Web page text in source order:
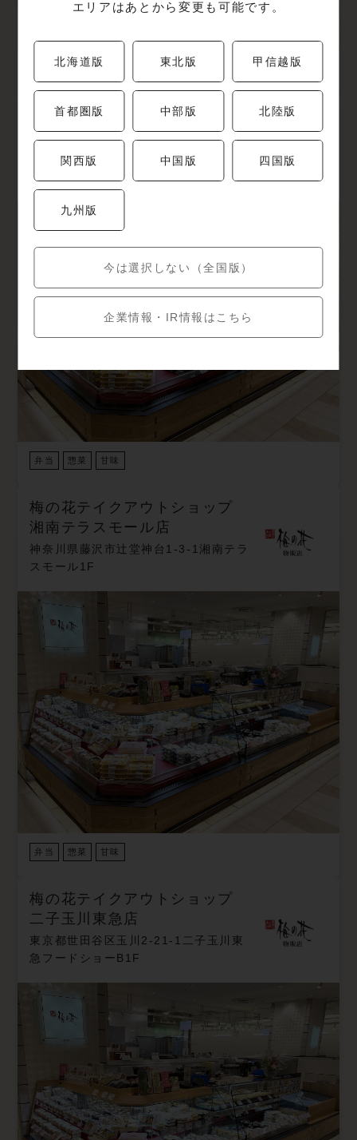
エリアはあとから変更も可能です。
北海道版 東北版 甲信越版
首都圏版 中部版 北陸版
関西版 中国版 四国版
九州版
今は選択しない（全国版）
企業情報・IR情報はこちら
惣菜 甘味
梅の花テイクアウトショップ
東京ソラマチ店
東京都墨田区押上1-1-2東京スカイツリ
ータウン・ソラマチ2F
弁当 惣菜 甘味
梅の花テイクアウトショップ
湘南テラスモール店
神奈川県藤沢市辻堂神台1-3-1湘南テラ
スモール1F
弁当 惣菜 甘味
梅の花テイクアウトショップ
二子玉川東急店
東京都世田谷区玉川2-21-1二子玉川東
急フードショーB1F